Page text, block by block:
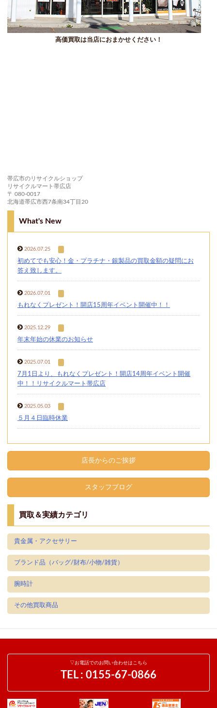
高価買取は当店におまかせください！
帯広市のリサイクルショップ
リサイクルマート帯広店
〒 080-0017
北海道帯広市西7条南34丁目20
What's New
2026.07.25
初めてでも安心！金・プラチナ・銀製品の買取金額の疑問にお
答え致します。
2026.07.01
もれなくプレゼント！開店15周年イベント開催中！！
2025.12.29
年末年始の休業のお知らせ
2025.07.01
7月1日より、もれなくプレゼント！開店14周年イベント開催
中！！リサイクルマート帯広店
2025.05.03
５月４日臨時休業
店長からのご挨拶
スタッフブログ
買取＆実績カテゴリ
貴金属・アクセサリー
ブランド品（バッグ/財布/小物/雑貨）
腕時計
その他買取商品
▽お電話でのお問い合わせはこちら
TEL : 0155-67-0866